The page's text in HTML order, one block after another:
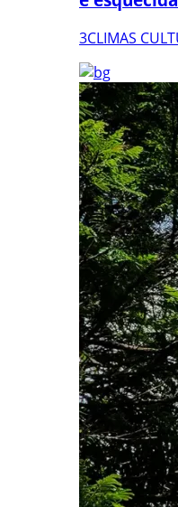
3CLIMAS